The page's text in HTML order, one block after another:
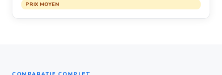
PRIX MOYEN